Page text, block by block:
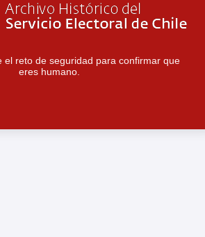
el reto de seguridad para confirmar que
eres humano.